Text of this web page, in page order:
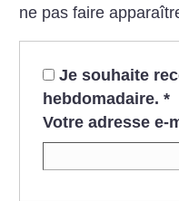
ne pas faire
Je souhaite
hebdomadaire. *
Votre adresse e-